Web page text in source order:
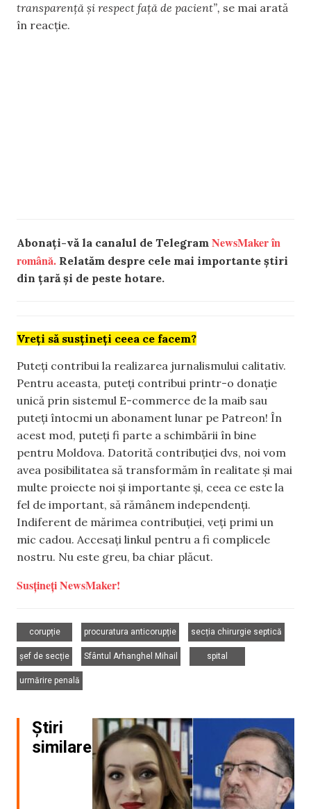
transparență și respect față de pacient”, se mai arată
în reacție.
Abonați-vă la canalul de Telegram NewsMaker în
română. Relatăm despre cele mai importante știri
din țară și de peste hotare.
Vreți să susțineți ceea ce facem?
Puteți contribui la realizarea jurnalismului calitativ.
Pentru aceasta, puteți contribui printr-o donație
unică prin sistemul E-commerce de la maib sau
puteți întocmi un abonament lunar pe Patreon! În
acest mod, puteți fi parte a schimbării în bine
pentru Moldova. Datorită contribuției dvs, noi vom
avea posibilitatea să transformăm în realitate și mai
multe proiecte noi și importante și, ceea ce este la
fel de important, să rămânem independenți.
Indiferent de mărimea contribuției, veți primi un
mic cadou. Accesați linkul pentru a fi complicele
nostru. Nu este greu, ba chiar plăcut.
Susțineți NewsMaker!
corupție
procuratura anticorupție
secția chirurgie septică
șef de secție
Sfântul Arhanghel Mihail
spital
urmărire penală
Știri
similare